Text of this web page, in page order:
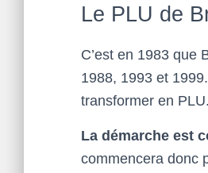
Le PLU de
C’est en 1983 que
1988, 1993 et
transformer en PLU.
La démarche est
commencera donc